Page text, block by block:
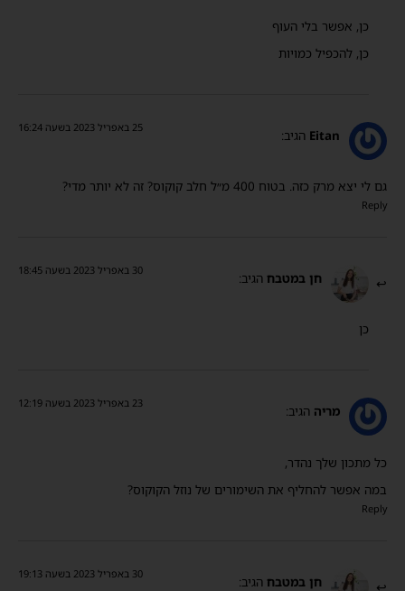
כן, אפשר בלי העוף
כן, להכפיל כמויות
Eitan הגיב:
25 באפריל 2023 בשעה 16:24
גם לי יצא מרק כזה. בטוח 400 מ״ל חלב קוקוס? זה לא יותר מדי?
Reply
חן במטבח הגיב:
30 באפריל 2023 בשעה 18:45
כן
מריה הגיב:
23 באפריל 2023 בשעה 12:19
כל מתכון שלך נהדר,
במה אפשר להחליף את השימורים של נוזל הקוקוס?
Reply
חן במטבח הגיב:
30 באפריל 2023 בשעה 19:13